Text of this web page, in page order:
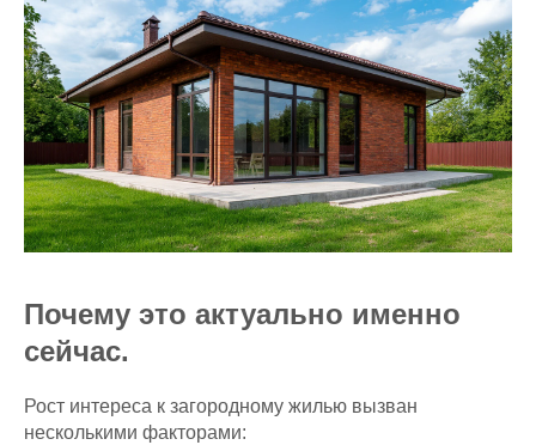
Почему это актуально именно
сейчас.
Рост интереса к загородному жилью вызван
несколькими факторами: